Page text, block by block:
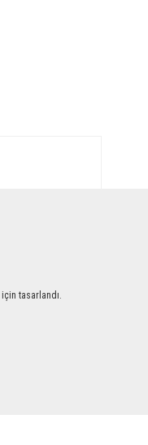
tasarlandı.